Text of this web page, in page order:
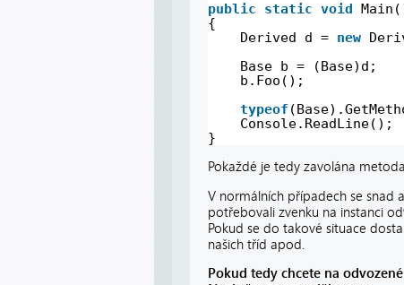
public
static void
{
Derived d = new
Base b = (Base)d;
b.Foo();
typeof
Console.ReadLine();
}
Pokaždé je tedy zavolána metoda
V normálních případech se snad
potřebovali zvenku na instanci
Pokud se do takové situace
našich tříd apod.
Pokud tedy chcete na